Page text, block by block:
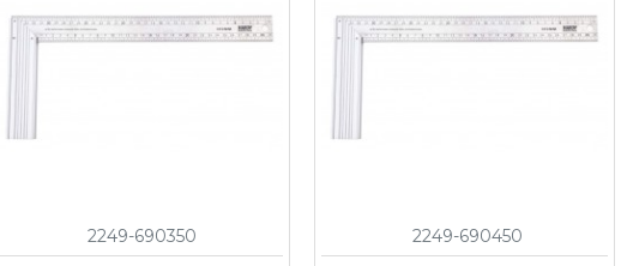
2249-690350 2249-690450